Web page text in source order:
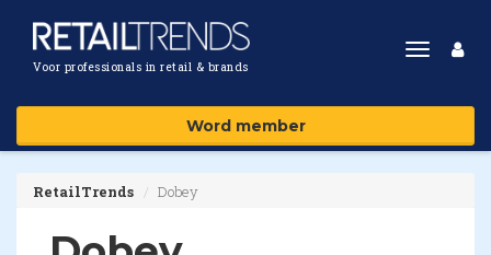
Voor professionals in retail & brands
Toggle
Word member
RetailTrends Dobey